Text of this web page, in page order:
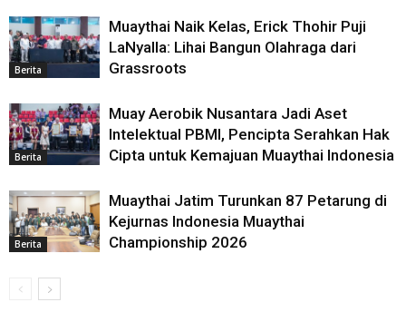
Berita
Muaythai Naik Kelas, Erick Thohir Puji
LaNyalla: Lihai Bangun Olahraga dari
Grassroots
Berita
Muay Aerobik Nusantara Jadi Aset
Intelektual PBMI, Pencipta Serahkan Hak
Cipta untuk Kemajuan Muaythai Indonesia
Berita
Muaythai Jatim Turunkan 87 Petarung di
Kejurnas Indonesia Muaythai
Championship 2026